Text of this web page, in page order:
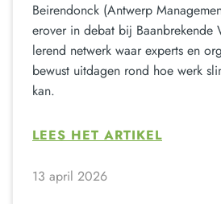
Beirendonck (Antwerp
erover in debat bij Baanbrekende
lerend netwerk waar experts en
bewust uitdagen rond hoe werk
kan.
LEES HET ARTIKEL
13 april 2026